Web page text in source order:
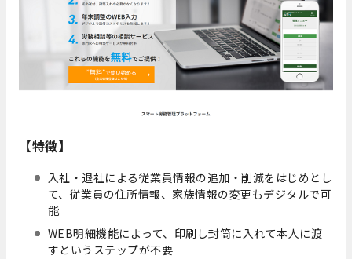
【特徴】
入社・退社による従業員情報の追加・削減をはじめとし
て、従業員の住所情報、家族情報の変更もデジタルで可
能
WEB明細機能によって、印刷し封筒に入れて本人に渡
すというステップが不要